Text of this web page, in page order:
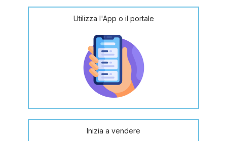
Utilizza l'App o il portale
Inizia a vendere